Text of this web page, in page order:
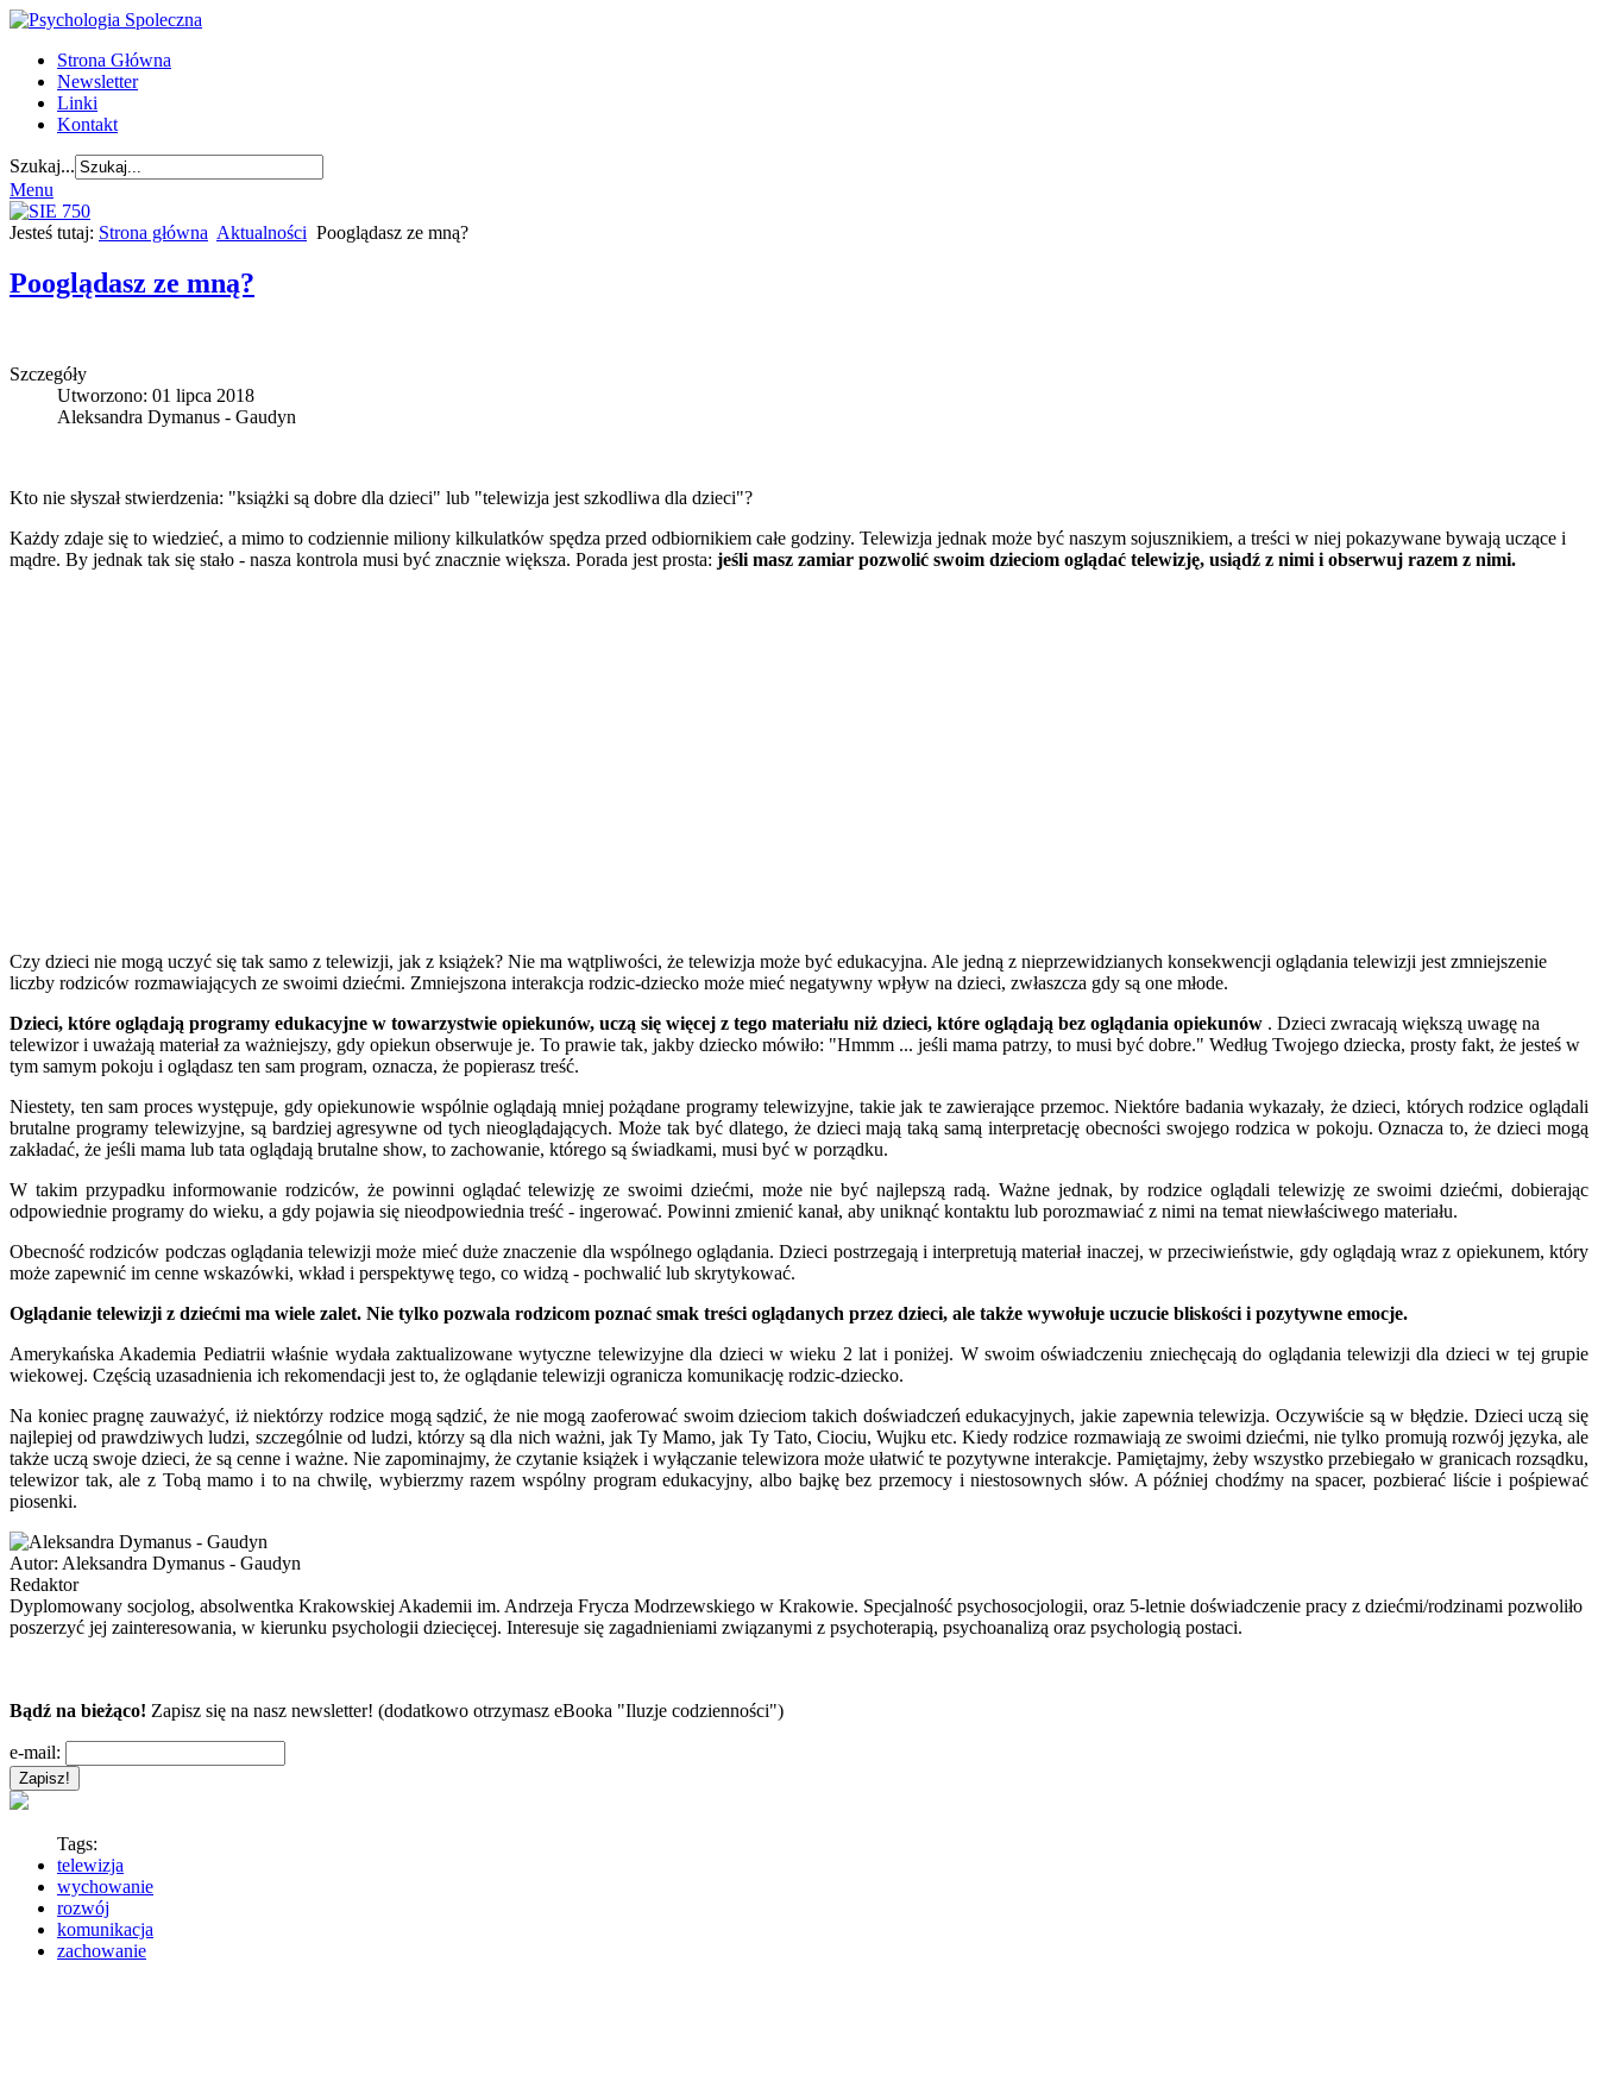
Strona Główna
Newsletter
Linki
Kontakt
Szukaj...
Menu
Jesteś tutaj: Strona główna Aktualności Pooglądasz ze mną?
Pooglądasz ze mną?
Szczegóły
Utworzono: 01 lipca 2018
Aleksandra Dymanus - Gaudyn
Kto nie słyszał stwierdzenia: "książki są dobre dla dzieci" lub "telewizja jest szkodliwa dla dzieci"?
Każdy zdaje się to wiedzieć, a mimo to codziennie miliony kilkulatków spędza przed odbiornikiem całe godziny. Telewizja jednak może być naszym sojusznikiem, a treści w niej pokazywane bywają uczące i
mądre. By jednak tak się stało - nasza kontrola musi być znacznie większa. Porada jest prosta: jeśli masz zamiar pozwolić swoim dzieciom oglądać telewizję, usiądź z nimi i obserwuj razem z nimi.
Czy dzieci nie mogą uczyć się tak samo z telewizji, jak z książek? Nie ma wątpliwości, że telewizja może być edukacyjna. Ale jedną z nieprzewidzianych konsekwencji oglądania telewizji jest zmniejszenie
liczby rodziców rozmawiających ze swoimi dziećmi. Zmniejszona interakcja rodzic-dziecko może mieć negatywny wpływ na dzieci, zwłaszcza gdy są one młode.
Dzieci, które oglądają programy edukacyjne w towarzystwie opiekunów, uczą się więcej z tego materiału niż dzieci, które oglądają bez oglądania opiekunów . Dzieci zwracają większą uwagę na
telewizor i uważają materiał za ważniejszy, gdy opiekun obserwuje je. To prawie tak, jakby dziecko mówiło: "Hmmm ... jeśli mama patrzy, to musi być dobre." Według Twojego dziecka, prosty fakt, że jesteś w
tym samym pokoju i oglądasz ten sam program, oznacza, że popierasz treść.
Niestety, ten sam proces występuje, gdy opiekunowie wspólnie oglądają mniej pożądane programy telewizyjne, takie jak te zawierające przemoc. Niektóre badania wykazały, że dzieci, których rodzice oglądali
brutalne programy telewizyjne, są bardziej agresywne od tych nieoglądających. Może tak być dlatego, że dzieci mają taką samą interpretację obecności swojego rodzica w pokoju. Oznacza to, że dzieci mogą
zakładać, że jeśli mama lub tata oglądają brutalne show, to zachowanie, którego są świadkami, musi być w porządku.
W takim przypadku informowanie rodziców, że powinni oglądać telewizję ze swoimi dziećmi, może nie być najlepszą radą. Ważne jednak, by rodzice oglądali telewizję ze swoimi dziećmi, dobierając
odpowiednie programy do wieku, a gdy pojawia się nieodpowiednia treść - ingerować. Powinni zmienić kanał, aby uniknąć kontaktu lub porozmawiać z nimi na temat niewłaściwego materiału.
Obecność rodziców podczas oglądania telewizji może mieć duże znaczenie dla wspólnego oglądania. Dzieci postrzegają i interpretują materiał inaczej, w przeciwieństwie, gdy oglądają wraz z opiekunem, który
może zapewnić im cenne wskazówki, wkład i perspektywę tego, co widzą - pochwalić lub skrytykować.
Oglądanie telewizji z dziećmi ma wiele zalet. Nie tylko pozwala rodzicom poznać smak treści oglądanych przez dzieci, ale także wywołuje uczucie bliskości i pozytywne emocje.
Amerykańska Akademia Pediatrii właśnie wydała zaktualizowane wytyczne telewizyjne dla dzieci w wieku 2 lat i poniżej. W swoim oświadczeniu zniechęcają do oglądania telewizji dla dzieci w tej grupie
wiekowej. Częścią uzasadnienia ich rekomendacji jest to, że oglądanie telewizji ogranicza komunikację rodzic-dziecko.
Na koniec pragnę zauważyć, iż niektórzy rodzice mogą sądzić, że nie mogą zaoferować swoim dzieciom takich doświadczeń edukacyjnych, jakie zapewnia telewizja. Oczywiście są w błędzie. Dzieci uczą się
najlepiej od prawdziwych ludzi, szczególnie od ludzi, którzy są dla nich ważni, jak Ty Mamo, jak Ty Tato, Ciociu, Wujku etc. Kiedy rodzice rozmawiają ze swoimi dziećmi, nie tylko promują rozwój języka, ale
także uczą swoje dzieci, że są cenne i ważne. Nie zapominajmy, że czytanie książek i wyłączanie telewizora może ułatwić te pozytywne interakcje. Pamiętajmy, żeby wszystko przebiegało w granicach rozsądku,
telewizor tak, ale z Tobą mamo i to na chwilę, wybierzmy razem wspólny program edukacyjny, albo bajkę bez przemocy i niestosownych słów. A później chodźmy na spacer, pozbierać liście i pośpiewać
piosenki.
Autor: Aleksandra Dymanus - Gaudyn
Redaktor
Dyplomowany socjolog, absolwentka Krakowskiej Akademii im. Andrzeja Frycza Modrzewskiego w Krakowie. Specjalność psychosocjologii, oraz 5-letnie doświadczenie pracy z dziećmi/rodzinami pozwoliło
poszerzyć jej zainteresowania, w kierunku psychologii dziecięcej. Interesuje się zagadnieniami związanymi z psychoterapią, psychoanalizą oraz psychologią postaci.
Bądź na bieżąco! Zapisz się na nasz newsletter! (dodatkowo otrzymasz eBooka "Iluzje codzienności")
e-mail:
Tags:
telewizja
wychowanie
rozwój
komunikacja
zachowanie